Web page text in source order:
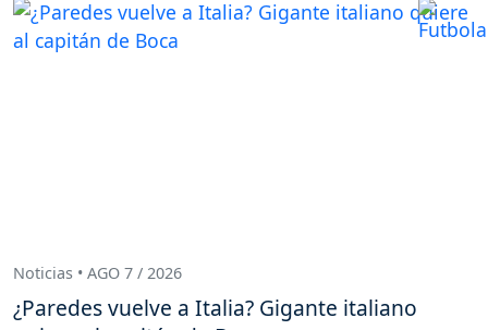
Noticias • AGO 7 / 2026
¿Paredes vuelve a Italia? Gigante italiano